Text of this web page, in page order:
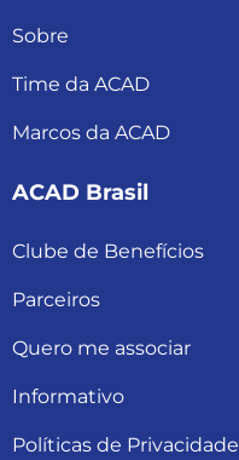
Sobre
Time da ACAD
Marcos da ACAD
ACAD Brasil
Clube de Benefícios
Parceiros
Quero me associar
Informativo
Políticas de Privacidade